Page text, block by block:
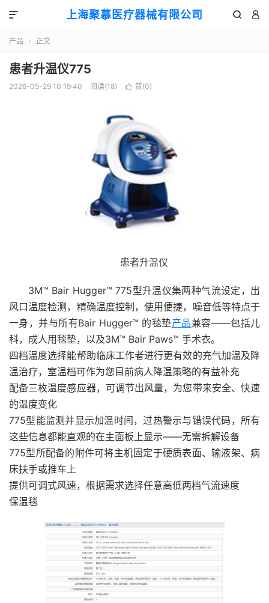
上海聚慕医疗器械有限公司  

产品  正文
患者升温仪775
2026-05-29 10:19:40 阅读(18)  赞(0)
患者升温仪
3M™ Bair Hugger™ 775型升温仪集两种气流设定，出
风口温度检测，精确温度控制，使用便捷，噪音低等特点于
一身，并与所有Bair Hugger™ 的毯垫产品兼容——包括儿
科，成人用毯垫，以及3M™ Bair Paws™ 手术衣。
四档温度选择能帮助临床工作者进行更有效的充气加温及降
温治疗，室温档可作为您目前病人降温策略的有益补充
配备三枚温度感应器，可调节出风量，为您带来安全、快速
的温度变化
775型能监测并显示加温时间，过热警示与错误代码，所有
这些信息都能直观的在主面板上显示——无需拆解设备
775型所配备的附件可将主机固定于硬质表面、输液架、病
床扶手或推车上
提供可调式风速，根据需求选择任意高低两档气流速度
保温毯